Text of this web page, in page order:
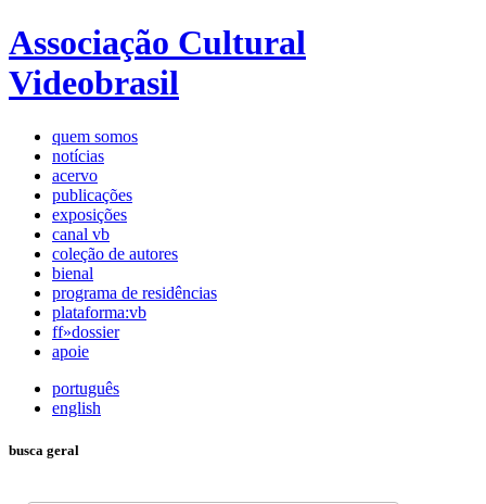
Associação Cultural
Videobrasil
quem somos
notícias
acervo
publicações
exposições
canal vb
coleção de autores
bienal
programa de residências
plataforma:vb
ff»dossier
apoie
português
english
busca geral